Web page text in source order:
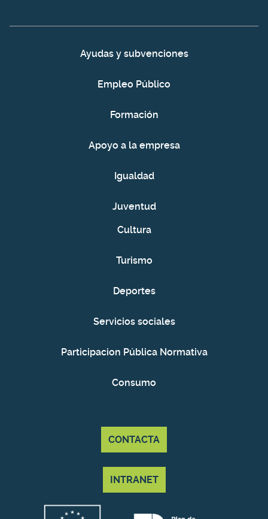
Ayudas y subvenciones
Empleo Público
Formación
Apoyo a la empresa
Igualdad
Juventud
Cultura
Turismo
Deportes
Servicios sociales
Participacion Pública Normativa
Consumo
CONTACTA
INTRANET